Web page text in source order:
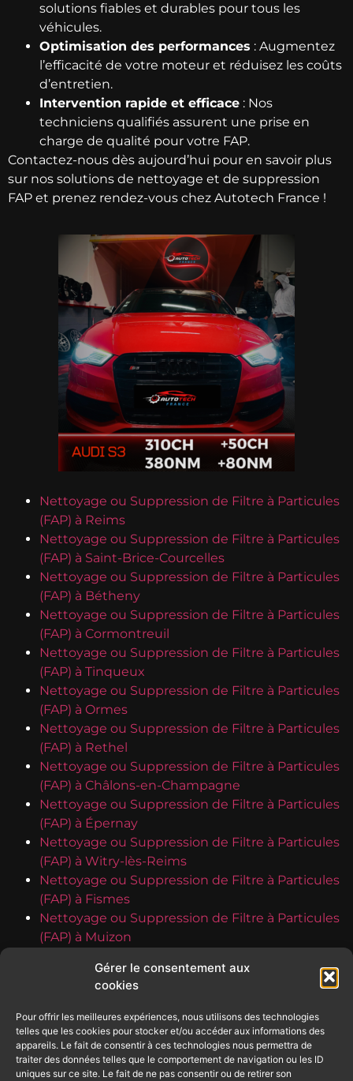
Gérer le consentement aux
cookies
Pour offrir les meilleures expériences, nous utilisons des technologies
telles que les cookies pour stocker et/ou accéder aux informations des
appareils. Le fait de consentir à ces technologies nous permettra de
traiter des données telles que le comportement de navigation ou les ID
uniques sur ce site. Le fait de ne pas consentir ou de retirer son
solutions fiables et durables pour tous les
véhicules.
Optimisation des performances : Augmentez
l’efficacité de votre moteur et réduisez les coûts
d’entretien.
Intervention rapide et efficace : Nos
techniciens qualifiés assurent une prise en
charge de qualité pour votre FAP.
Contactez-nous dès aujourd’hui pour en savoir plus
sur nos solutions de nettoyage et de suppression
FAP et prenez rendez-vous chez Autotech France !
Nettoyage ou Suppression de Filtre à Particules
(FAP) à Reims
Nettoyage ou Suppression de Filtre à Particules
(FAP) à Saint-Brice-Courcelles
Nettoyage ou Suppression de Filtre à Particules
(FAP) à Bétheny
Nettoyage ou Suppression de Filtre à Particules
(FAP) à Cormontreuil
Nettoyage ou Suppression de Filtre à Particules
(FAP) à Tinqueux
Nettoyage ou Suppression de Filtre à Particules
(FAP) à Ormes
Nettoyage ou Suppression de Filtre à Particules
(FAP) à Rethel
Nettoyage ou Suppression de Filtre à Particules
(FAP) à Châlons-en-Champagne
Nettoyage ou Suppression de Filtre à Particules
(FAP) à Épernay
Nettoyage ou Suppression de Filtre à Particules
(FAP) à Witry-lès-Reims
Nettoyage ou Suppression de Filtre à Particules
(FAP) à Fismes
Nettoyage ou Suppression de Filtre à Particules
(FAP) à Muizon
(FAP) à Vouziers
Nettoyage ou Suppression de Filtre à Particules
(FAP) à Dormans
Nettoyage ou Suppression de Filtre à Particules
(FAP) à Bezannes
Nettoyage ou Suppression de Filtre à Particules